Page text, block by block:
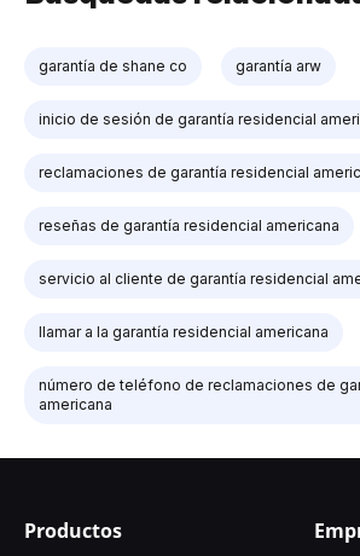
garantía de shane co garantía arw
inicio de sesión de garantía residencial
reclamaciones de garantía residencial
reseñas de garantía residencial americana
servicio al cliente de garantía residencial
llamar a la garantía residencial americana
número de teléfono de reclamaciones de
americana
Productos